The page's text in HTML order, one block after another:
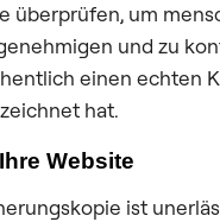
überprüfen, um
und zu
einen echten
hat.
Website
ist